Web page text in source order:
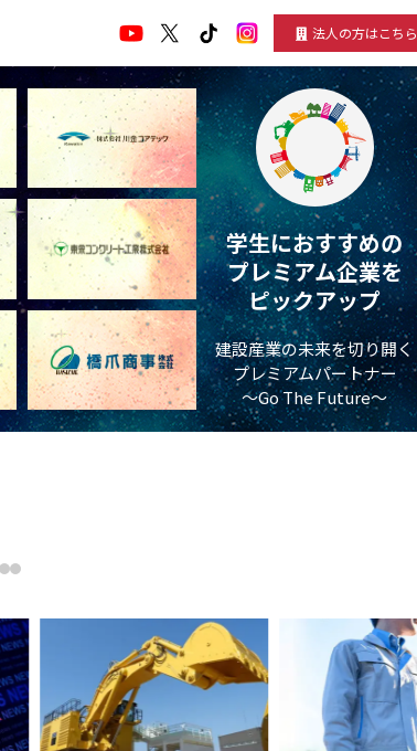
法人の方はこちら
学生におすすめの
プレミアム企業を
ピックアップ
建設産業の未来を切り開く
プレミアムパートナー
～Go The Future～
WORK
求
人
す